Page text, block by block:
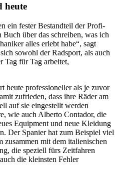
heute
ein fester Bestandteil der Profi-
über das schreiben, was ich
alles erlebt habe“, sagt
sowohl der Radsport, als auch
Tag für Tag arbeitet,
heute professioneller als je zuvor
zufrieden, dass ihre Räder am
auf sie eingestellt werden
wie auch Alberto Contador, die
Equipment und neue Kleidung
Der Spanier hat zum Beispiel viel
mit dem italienischen
die speziell fürs Zeitfahren
die kleinsten Fehler